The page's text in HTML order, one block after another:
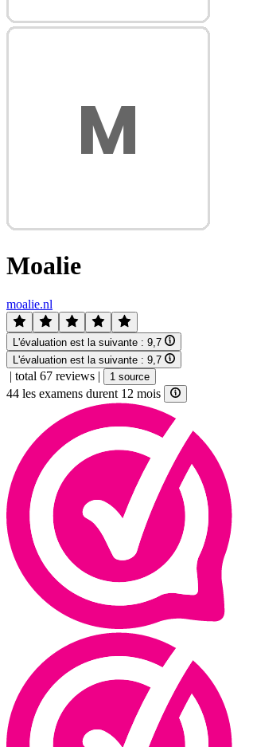
Moalie
moalie.nl
L'évaluation est la suivante : 9,7
L'évaluation est la suivante : 9,7
| total 67 reviews | 1 source
44 les examens durent 12 mois